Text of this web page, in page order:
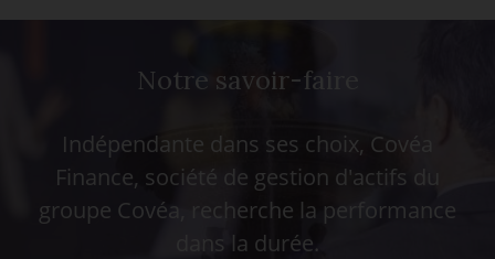
Notre savoir-faire
Indépendante dans ses choix, Covéa
Finance, société de gestion d'actifs du
groupe Covéa, recherche la performance
dans la durée.